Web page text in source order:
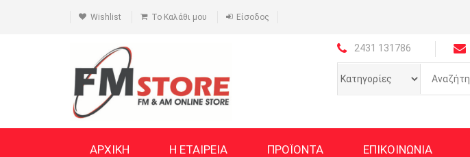
Wishlist Το Καλάθι μου Είσοδος
2431 131786
ΑΡΧΙΚΗ Η ΕΤΑΙΡΕΙΑ ΠΡΟΪΟΝΤΑ ΕΠΙΚΟΙΝΩΝΙΑ